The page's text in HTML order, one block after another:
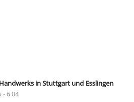
in Stuttgart und Esslingen
- 6:04